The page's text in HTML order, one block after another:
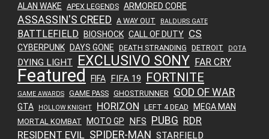
ALAN WAKE APEX LEGENDS ARMORED CORE
ASSASSIN'S CREED A WAY OUT BALDURS GATE
BATTLEFIELD BIOSHOCK CALL OF DUTY CS
CYBERPUNK DAYS GONE DEATH STRANDING DETROIT DOTA
DYING LIGHT EXCLUSIVO SONY FAR CRY
Featured FIFA FIFA 19 FORTNITE
GAME AWARDS GAME PASS GHOSTRUNNER GOD OF WAR
GTA HOLLOW KNIGHT HORIZON LEFT 4 DEAD MEGA MAN
MORTAL KOMBAT MOTO GP NFS PUBG RDR
RESIDENT EVIL SPIDER-MAN STARFIELD